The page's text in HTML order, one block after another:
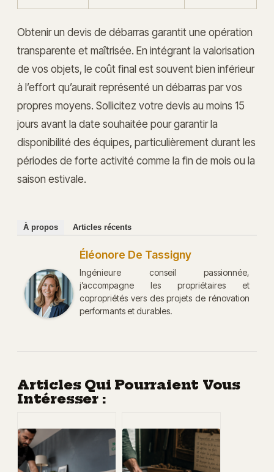
Obtenir un devis de débarras garantit une opération
transparente et maîtrisée. En intégrant la valorisation
de vos objets, le coût final est souvent bien inférieur
à l’effort qu’aurait représenté un débarras par vos
propres moyens. Sollicitez votre devis au moins 15
jours avant la date souhaitée pour garantir la
disponibilité des équipes, particulièrement durant les
périodes de forte activité comme la fin de mois ou la
saison estivale.
À propos Articles récents
Éléonore De Tassigny
Ingénieure conseil passionnée,
j’accompagne les propriétaires et
copropriétés vers des projets de rénovation
performants et durables.
Articles Qui Pourraient Vous
Intéresser :